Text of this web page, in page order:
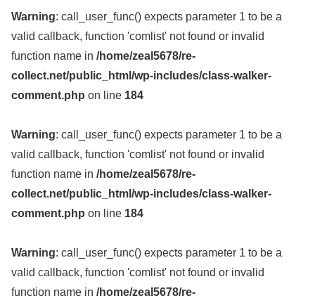
Warning: call_user_func() expects parameter 1 to be a
valid callback, function 'comlist' not found or invalid
function name in /home/zeal5678/re-
collect.net/public_html/wp-includes/class-walker-
comment.php on line 184
Warning: call_user_func() expects parameter 1 to be a
valid callback, function 'comlist' not found or invalid
function name in /home/zeal5678/re-
collect.net/public_html/wp-includes/class-walker-
comment.php on line 184
Warning: call_user_func() expects parameter 1 to be a
valid callback, function 'comlist' not found or invalid
function name in /home/zeal5678/re-